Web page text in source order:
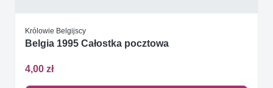
Królowie Belgijscy
Belgia 1995 Całostka pocztowa
4,00 zł